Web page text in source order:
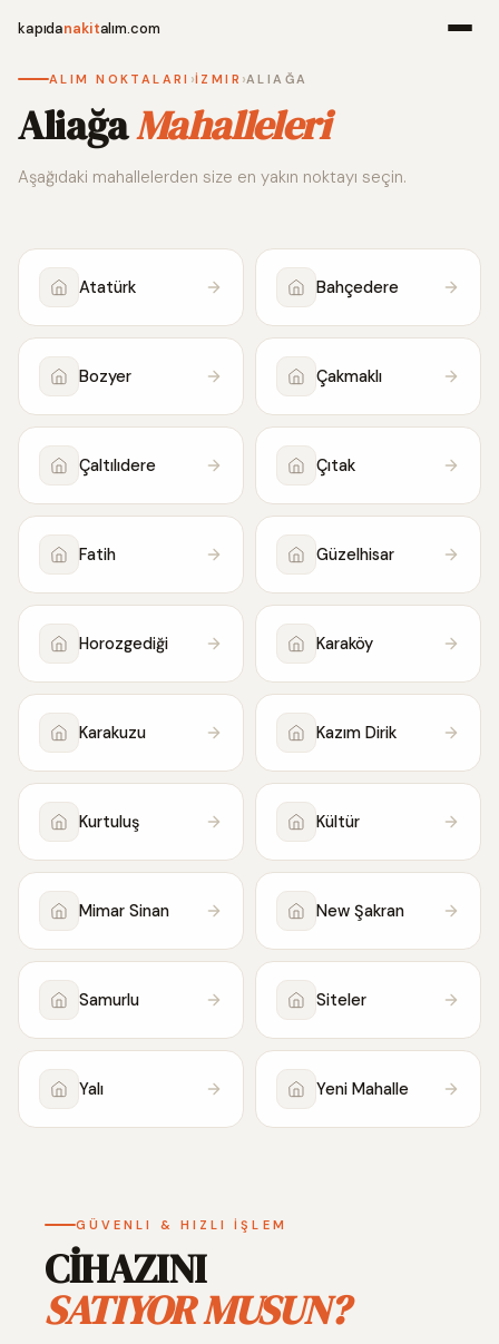
kapıdanakitalım.com
Alım
ALIM NOKTALARI ›İZMIR ›ALIAĞA
AliağaMahalleleri
Aşağıdaki mahallelerden size en yakın noktayı seçin.
Atatürk Bahçedere
Bozyer Çakmaklı
Çaltılıdere Çıtak
Fatih Güzelhisar
Horozgediği Karaköy
Karakuzu Kazım Dirik
Kurtuluş Kültür
Mimar Sinan New Şakran
Samurlu Siteler
Yalı Yeni Mahalle
GÜVENLI & HIZLI İŞLEM
CİHAZINI
SATIYOR MUSUN?